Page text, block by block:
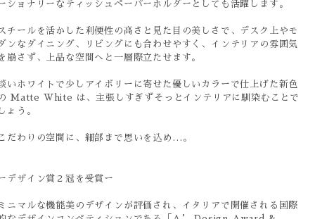
ショナリーなティッシュペーパーホルダーとしても活躍します。
チールを活かした利便性の高さと見た目の美しさで、デスク上やモ
ンなダイニング、リビングにも合わせやすく、インテリアの雰囲気
崩さず、上品な空間へと一層際立たせます。
いホワイトで少しアイボリーに寄せた優しいカラーで仕上げた新色
Matte White は、主張しすぎずそっとインテリアに馴染むことで
ょう。
だわりの空間に、細部まで思いを込め…。
デザイン賞２冠を受賞ー
ニマルな機能美のデザインが評価され、イタリアで開催される国際